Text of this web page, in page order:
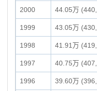
2000 44.05万
1999 43.05万
1998 41.91万
1997 40.75万
1996 39.60万